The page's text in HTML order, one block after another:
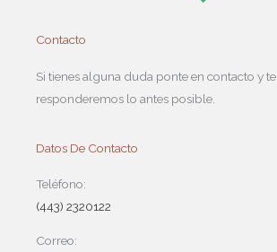
Contacto
Si tienes alguna duda ponte en contacto y te
responderemos lo antes posible.
Datos De Contacto
Teléfono:
(443) 2320122
Correo: